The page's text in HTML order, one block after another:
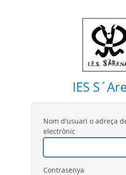
IES
Nom d'usuari o adreça
electrònic
Contrasenya